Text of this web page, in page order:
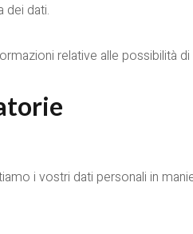
dei dati.
relative alle possibilità
i vostri dati personali in